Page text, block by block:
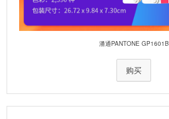
潘通PANTONE GP1601B
购买